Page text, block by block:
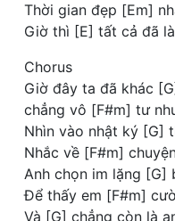
Thời gian đẹp [Em]
Giờ thì [E] tất cả đã
Chorus
Giờ đây ta đã khác
chẳng vô [F#m] tư
Nhìn vào nhật ký [G]
Nhắc về [F#m]
Anh chọn im lặng [G]
Để thấy em [F#m]
Và [G] chẳng còn là